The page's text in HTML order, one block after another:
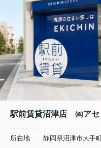
駅前賃貸沼津店 ㈱アセ
所在地 静岡県沼津市大手